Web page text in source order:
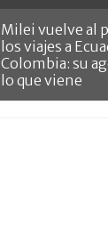
Milei vuelve al
los viajes a
Colombia: su
lo que viene